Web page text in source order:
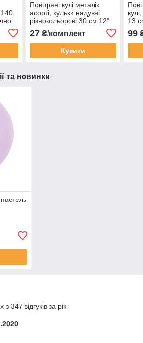
140
Повітряні кулі металік
асорті, кульки надувні
різнокольорові 30 см 12"
Gemar Італія, набір 5 шт
27₴/комплект
Купити
13
99
та новинки
пастель
347 відгуків за рік